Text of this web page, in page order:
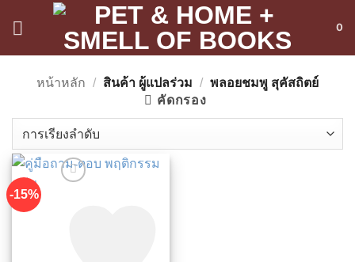
0
หน้าหลัก / สินค้า ผู้แปลร่วม / พลอยชมพู สุคัสถิตย์
คัดกรอง
-15%